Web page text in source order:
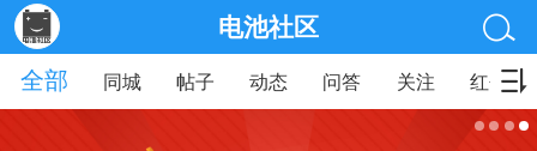
电池社区
全部
同城 帖子 动态 问答 关注 红包